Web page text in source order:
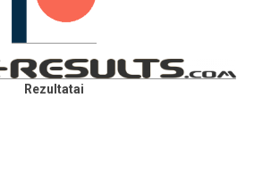
Rezultatai